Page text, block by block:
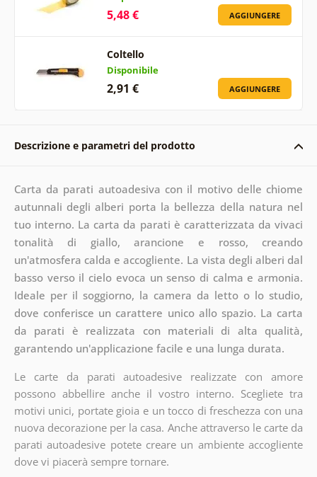
5,48 € AGGIUNGERE
Coltello
Disponibile
2,91 € AGGIUNGERE
Descrizione e parametri del prodotto
Carta da parati autoadesiva con il motivo delle chiome
autunnali degli alberi porta la bellezza della natura nel
tuo interno. La carta da parati è caratterizzata da vivaci
tonalità di giallo, arancione e rosso, creando
un'atmosfera calda e accogliente. La vista degli alberi dal
basso verso il cielo evoca un senso di calma e armonia.
Ideale per il soggiorno, la camera da letto o lo studio,
dove conferisce un carattere unico allo spazio. La carta
da parati è realizzata con materiali di alta qualità,
garantendo un'applicazione facile e una lunga durata.
Le carte da parati autoadesive realizzate con amore
possono abbellire anche il vostro interno. Scegliete tra
motivi unici, portate gioia e un tocco di freschezza con una
nuova decorazione per la casa. Anche attraverso le carte da
parati autoadesive potete creare un ambiente accogliente
dove vi piacerà sempre tornare.